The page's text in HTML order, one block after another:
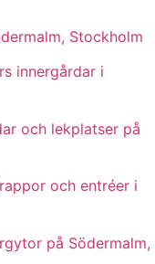
Stockholm
innergårdar i
och lekplatser på
och entréer i
på Södermalm,